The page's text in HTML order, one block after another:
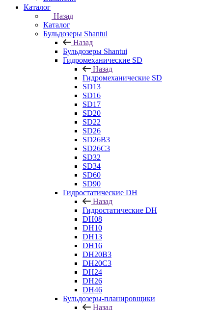
Каталог
Назад
Каталог
Бульдозеры Shantui
Назад
Бульдозеры Shantui
Гидромеханические SD
Назад
Гидромеханические SD
SD13
SD16
SD17
SD20
SD22
SD26
SD26B3
SD26C3
SD32
SD34
SD60
SD90
Гидростатические DH
Назад
Гидростатические DH
DH08
DH10
DH13
DH16
DH20B3
DH20C3
DH24
DH26
DH46
Бульдозеры-планировщики
Назад